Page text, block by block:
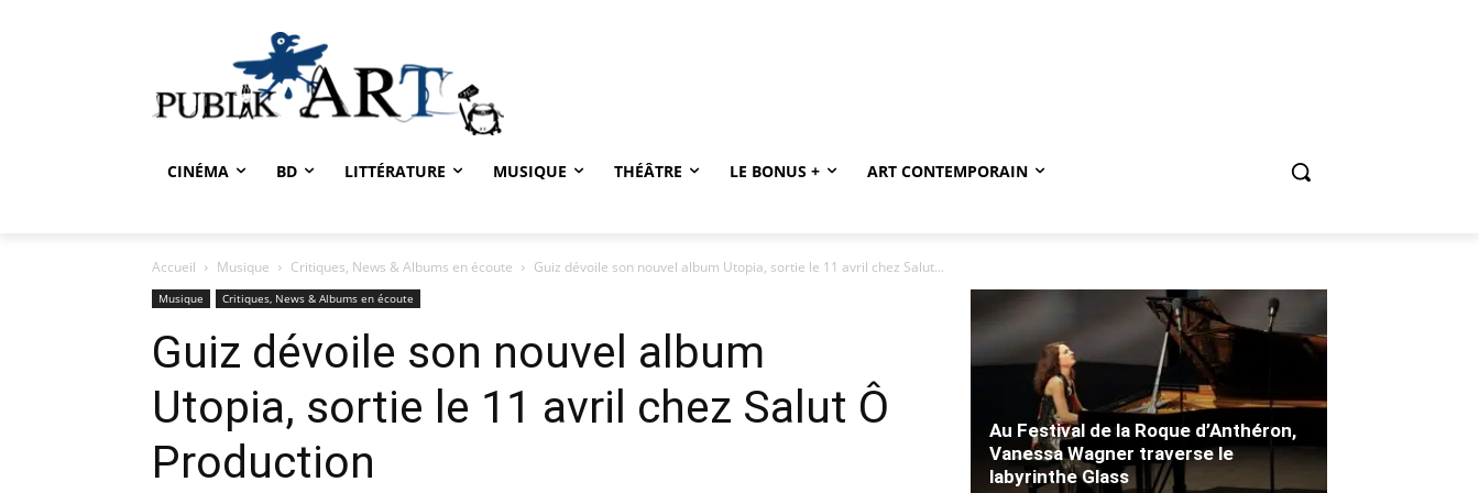
CINÉMA BD LITTÉRATURE MUSIQUE THÉÂTRE LE BONUS + ART CONTEMPORAIN
Accueil Musique Critiques, News & Albums en écoute Guiz dévoile son nouvel album Utopia, sortie le 11 avril chez Salut...
Musique Critiques, News & Albums en écoute
Guiz dévoile son nouvel album
Utopia, sortie le 11 avril chez Salut Ô
Production
Au Festival de la Roque d’Anthéron,
Vanessa Wagner traverse le
labyrinthe Glass